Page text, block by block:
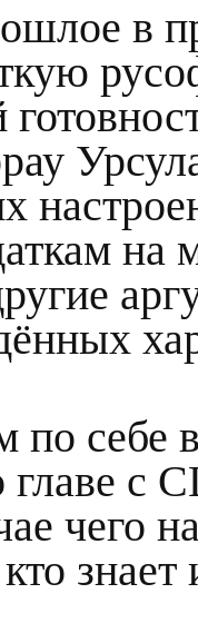
в
на
себе
главе
чего